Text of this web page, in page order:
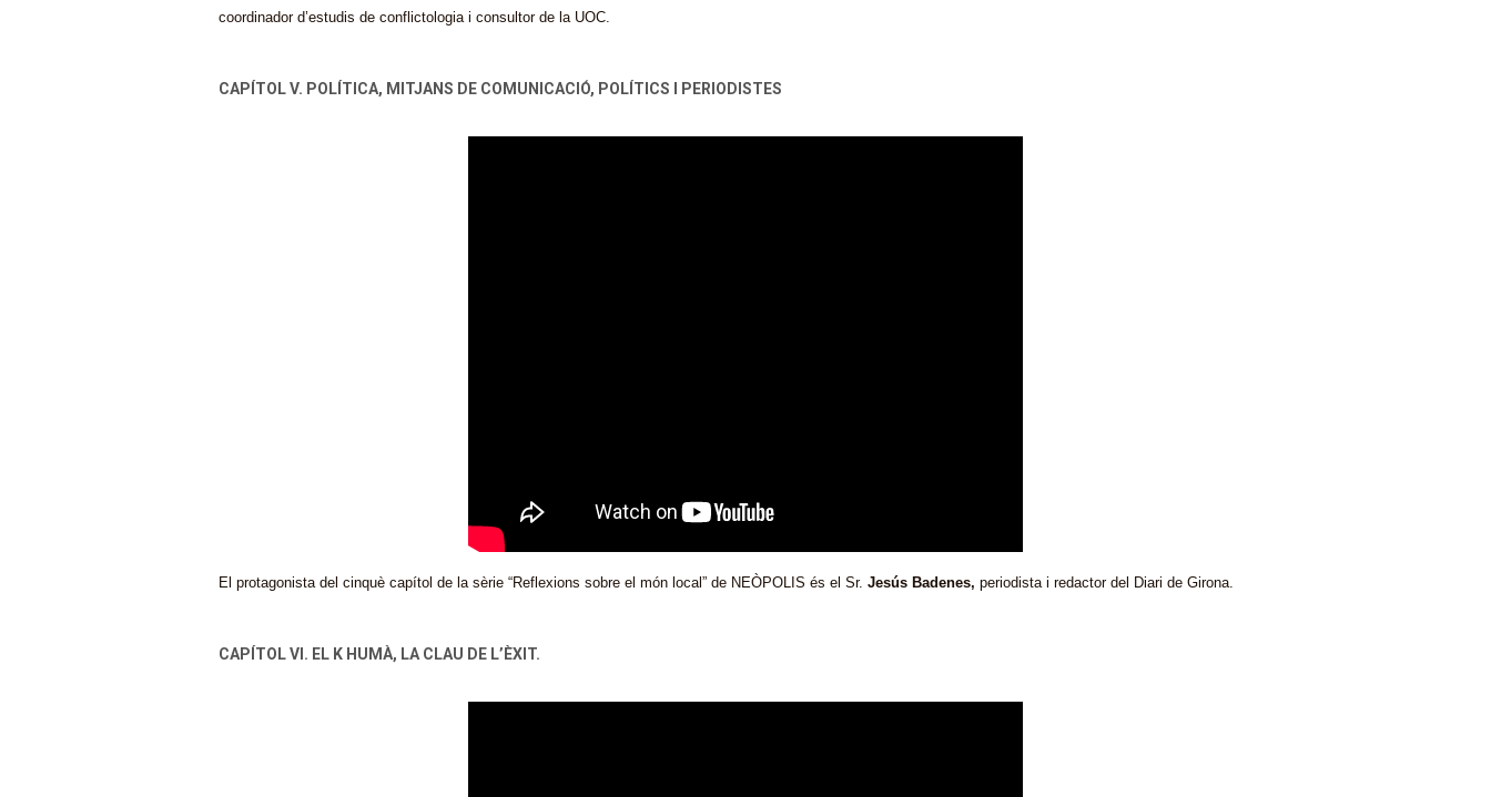
coordinador d’estudis de conflictologia i consultor de la UOC.
CAPÍTOL V. POLÍTICA, MITJANS DE COMUNICACIÓ, POLÍTICS I PERIODISTES
El protagonista del cinquè capítol de la sèrie “Reflexions sobre el món local” de NEÒPOLIS és el Sr. Jesús Badenes, periodista i redactor del Diari de Girona.
CAPÍTOL VI. EL K HUMÀ, LA CLAU DE L’ÈXIT.